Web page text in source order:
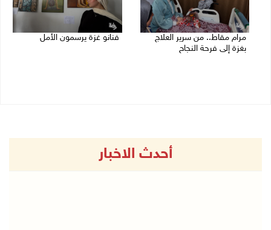
مرام مقاط.. من سرير العلاج
بغزة إلى فرحة النجاح
فنانو غزة يرسمون الأمل
أحدث الاخبار